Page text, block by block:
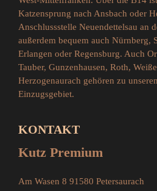
KONTAKT
Kutz Premium
Am Wasen 8 91580 Petersaurach